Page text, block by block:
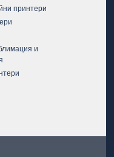
принтери
и